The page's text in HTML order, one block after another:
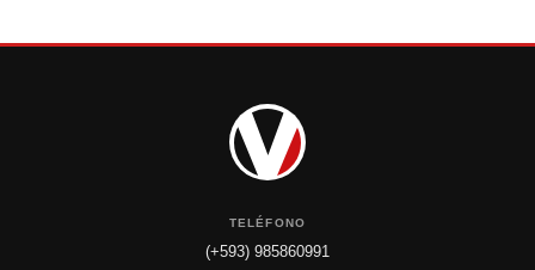
TELÉFONO
(+593) 985860991